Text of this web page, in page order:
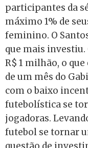
participantes da
máximo 1% de
feminino. O
que mais investiu.
R$ 1 milhão, o
de um mês do
com o baixo
futebolística se
jogadoras.
futebol se tornar